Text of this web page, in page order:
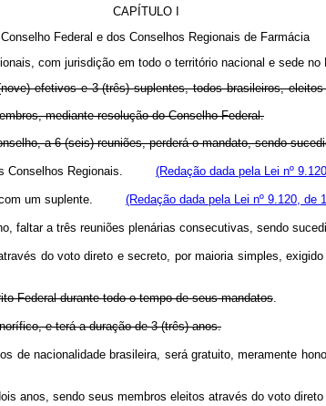
CAPÍTULO I
Conselho Federal e dos Conselhos Regionais de Farmácia
com jurisdição em todo o território nacional e sede no
efetivos e 3 (três) suplentes, todos brasileiros,
mediante resolução do Conselho Federal.
a 6 (seis) reuniões, perderá o mandato, sendo
os Conselhos Regionais. (Redação dada pela Lei nº
com um suplente. (Redação dada pela Lei nº 9.120, de
faltar a três reuniões plenárias consecutivas, sendo
através do voto direto e secreto, por maioria simples,
Federal durante todo o tempo de seus mandatos.
e terá a duração de 3 (três) anos.
de nacionalidade brasileira, será gratuito,
dois anos, sendo seus membros eleitos através do